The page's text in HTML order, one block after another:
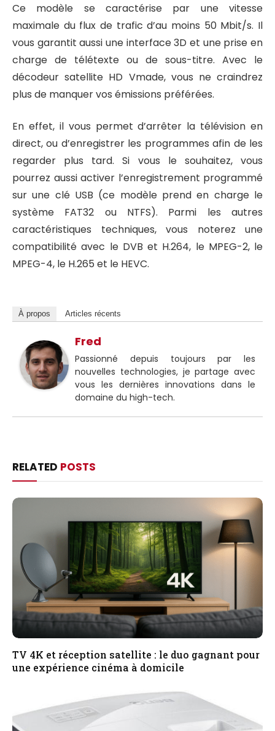
Ce modèle se caractérise par une vitesse
maximale du flux de trafic d’au moins 50 Mbit/s. Il
vous garantit aussi une interface 3D et une prise en
charge de télétexte ou de sous-titre. Avec le
décodeur satellite HD Vmade, vous ne craindrez
plus de manquer vos émissions préférées.
En effet, il vous permet d’arrêter la télévision en
direct, ou d’enregistrer les programmes afin de les
regarder plus tard. Si vous le souhaitez, vous
pourrez aussi activer l’enregistrement programmé
sur une clé USB (ce modèle prend en charge le
système FAT32 ou NTFS). Parmi les autres
caractéristiques techniques, vous noterez une
compatibilité avec le DVB et H.264, le MPEG-2, le
MPEG-4, le H.265 et le HEVC.
À propos Articles récents
Fred
Passionné depuis toujours par les
nouvelles technologies, je partage avec
vous les dernières innovations dans le
domaine du high-tech.
RELATED POSTS
TV 4K et réception satellite : le duo gagnant pour
une expérience cinéma à domicile